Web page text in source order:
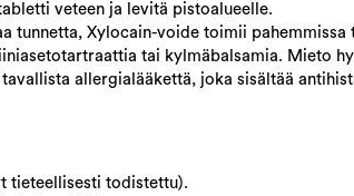
veteen ja levitä pistoalueelle.
tunnetta, Xylocain-voide toimii pahemmissa
tai kylmäbalsamia. Mieto
allergialääkettä, joka sisältää
tieteellisesti todistettu).